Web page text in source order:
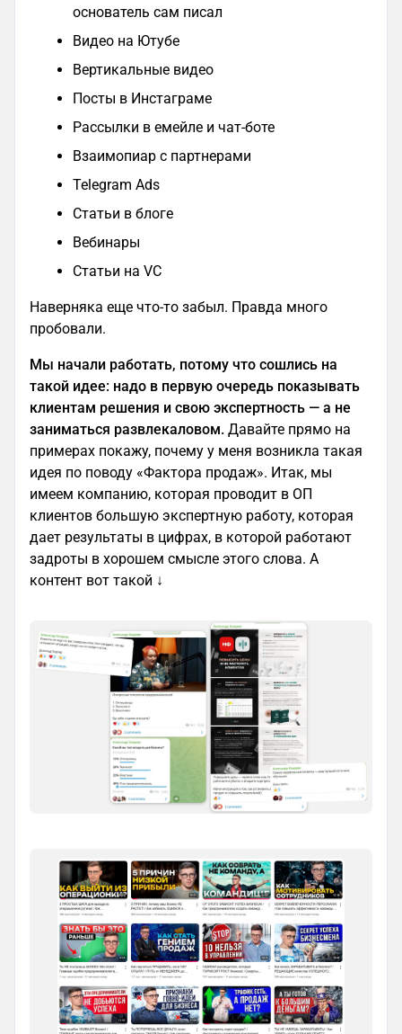
основатель сам писал
Видео на Ютубе
Вертикальные видео
Посты в Инстаграме
Рассылки в емейле и чат-боте
Взаимопиар с партнерами
Telegram Ads
Статьи в блоге
Вебинары
Статьи на VC
Наверняка еще что-то забыл. Правда много
пробовали.
Мы начали работать, потому что сошлись на
такой идее: надо в первую очередь показывать
клиентам решения и свою экспертность — а не
заниматься развлекаловом. Давайте прямо на
примерах покажу, почему у меня возникла такая
идея по поводу «Фактора продаж». Итак, мы
имеем компанию, которая проводит в ОП
клиентов большую экспертную работу, которая
дает результаты в цифрах, в которой работают
задроты в хорошем смысле этого слова. А
контент вот такой ↓